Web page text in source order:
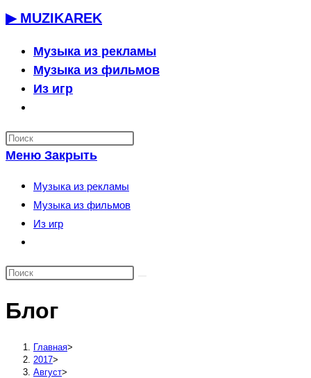
Перейти
содержимому
▶ MUZIKAREK
Музыка из рекламы
Музыка из фильмов
Из игр
по
веб-
сайту
Меню Закрыть
Музыка из рекламы
Музыка из фильмов
Из игр
по
сайту
Блог
Главная>
2017>
Август>